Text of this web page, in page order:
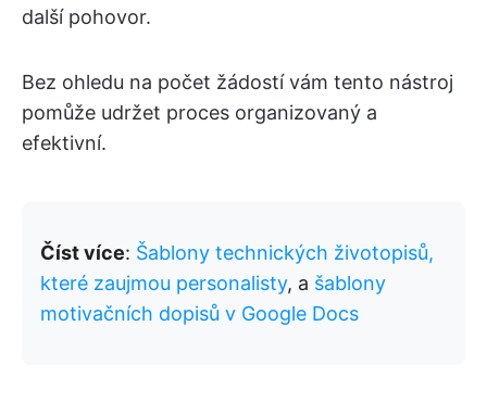
další pohovor.
Bez ohledu na počet žádostí vám tento nástroj
pomůže udržet proces organizovaný a
efektivní.
Číst více: Šablony technických životopisů,
které zaujmou personalisty, a šablony
motivačních dopisů v Google Docs